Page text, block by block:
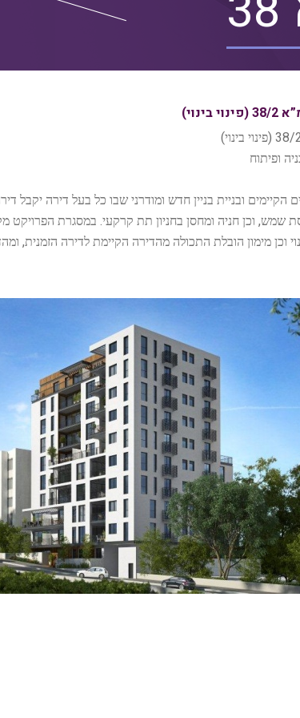
38/2 פינוי בינוי)
ופיתוח
הקיימים ובניית בניין חדש ומודרני שבו כל בעל דירה יקבל
שמש, וכן חניה ומחסן בחניון תת קרקעי. במסגרת הפרויקט
וכן מימון הובלת התכולה מהדירה הקיימת לדירה הזמנית,